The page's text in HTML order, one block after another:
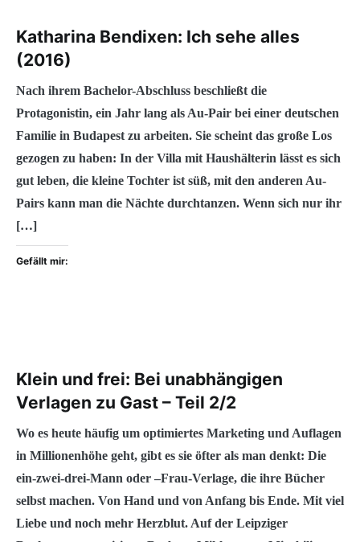
Katharina Bendixen: Ich sehe alles
(2016)
Nach ihrem Bachelor-Abschluss beschließt die
Protagonistin, ein Jahr lang als Au-Pair bei einer deutschen
Familie in Budapest zu arbeiten. Sie scheint das große Los
gezogen zu haben: In der Villa mit Haushälterin lässt es sich
gut leben, die kleine Tochter ist süß, mit den anderen Au-
Pairs kann man die Nächte durchtanzen. Wenn sich nur ihr
[…]
Gefällt mir:
Klein und frei: Bei unabhängigen
Verlagen zu Gast – Teil 2/2
Wo es heute häufig um optimiertes Marketing und Auflagen
in Millionenhöhe geht, gibt es sie öfter als man denkt: Die
ein-zwei-drei-Mann oder –Frau-Verlage, die ihre Bücher
selbst machen. Von Hand und von Anfang bis Ende. Mit viel
Liebe und noch mehr Herzblut. Auf der Leipziger